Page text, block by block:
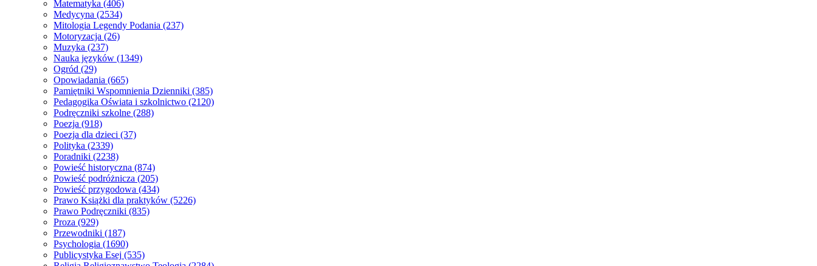
Matematyka (406)
Medycyna (2534)
Mitologia Legendy Podania (237)
Motoryzacja (26)
Muzyka (237)
Nauka języków (1349)
Ogród (29)
Opowiadania (665)
Pamiętniki Wspomnienia Dzienniki (385)
Pedagogika Oświata i szkolnictwo (2120)
Podręczniki szkolne (288)
Poezja (918)
Poezja dla dzieci (37)
Polityka (2339)
Poradniki (2238)
Powieść historyczna (874)
Powieść podróżnicza (205)
Powieść przygodowa (434)
Prawo Książki dla praktyków (5226)
Prawo Podręczniki (835)
Proza (929)
Przewodniki (187)
Psychologia (1690)
Publicystyka Esej (535)